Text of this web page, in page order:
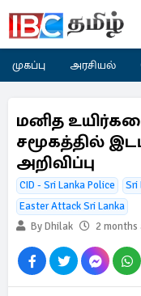
முகப்பு அரசியல்
மனித
சமூகத்தில்
அறிவிப்பு
CID - Sri Lanka Police Sri
Easter Attack Sri Lanka
By Dhilak
2 months